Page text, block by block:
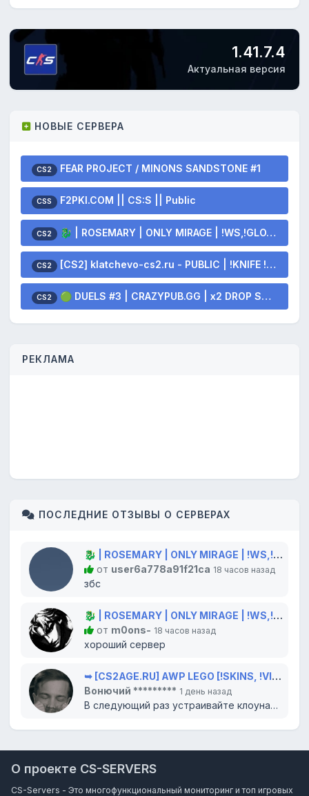
1.41.7.4
Актуальная версия
НОВЫЕ СЕРВЕРА
CS2 FEAR PROJECT / MINONS SANDSTONE #1
CSS F2PKI.COM || CS:S || Public
CS2 🐉 | ROSEMARY | ONLY MIRAGE | !WS,!GLOVES,!KNIFE 🐲
CS2 [CS2] klatchevo-cs2.ru - PUBLIC | !KNIFE !SKINS
CS2 🟢 DUELS #3 | CRAZYPUB.GG | x2 DROP SKINS
РЕКЛАМА
ПОСЛЕДНИЕ ОТЗЫВЫ О СЕРВЕРАХ
🐉 | ROSEMARY | ONLY MIRAGE | !WS,!GLOVES,!KNIFE 🐲
от user6a778a91f21ca 18 часов назад
збс
🐉 | ROSEMARY | ONLY MIRAGE | !WS,!GLOVES,!KNIFE 🐲
от m0ons- 18 часов назад
хороший сервер
➥ [CS2AGE.RU] AWP LEGO [!SKINS, !VIP, !LVL]
Вонючий ********* 1 день назад
В следующий раз устраивайте клоунаду в цирке, там вам и место. Всего доброго...
О проекте CS-SERVERS
CS-Servers - Это многофункциональный мониторинг и топ игровых